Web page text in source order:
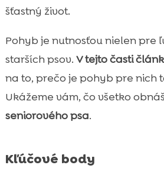
 Dôležité faktory pri
 Cvičenie pre psa v
 Dôležitosť cvičenia pre
 Starší pes a jeho aktívny
 Starší pes a jeho fyzická
 Potravinové doplnky na
 Záver
šťastný život.
Pohyb je nutnosťou nielen pre
starších psov. V tejto časti
na to, prečo je pohyb pre nich
Ukážeme vám, čo všetko
seniorového psa.
Kľúčové body